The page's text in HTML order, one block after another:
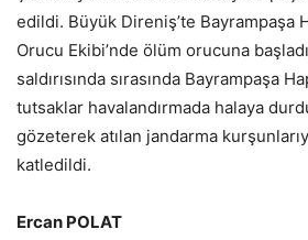
edildi. Büyük Direniş’te Bayrampaşa
Orucu Ekibi’nde ölüm orucuna
saldırısında sırasında Bayrampaşa
tutsaklar havalandırmada halaya
gözeterek atılan jandarma
katledildi.
Ercan POLAT